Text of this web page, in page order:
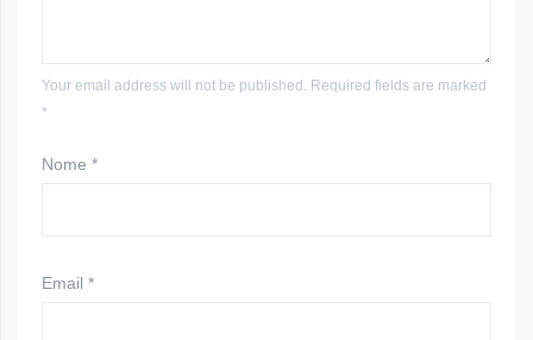
Your email address will not be published. Required fields are marked
*
Nome *
Email *